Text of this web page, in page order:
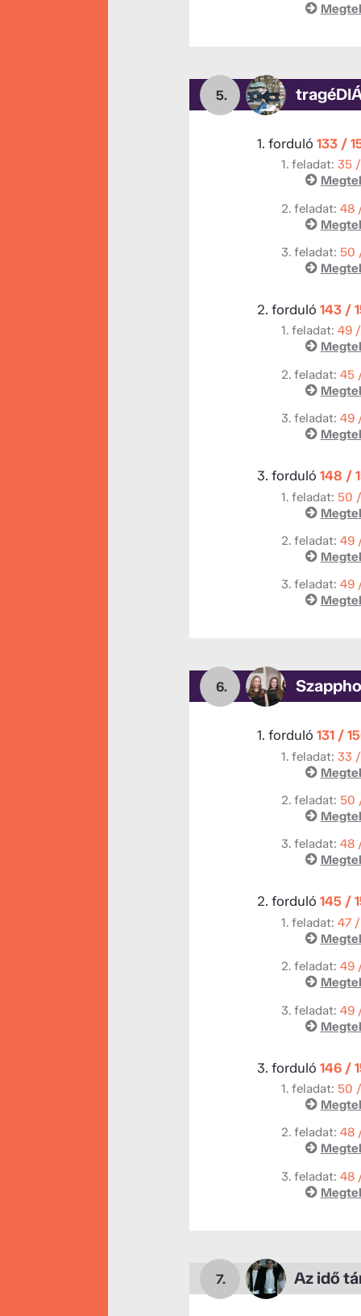
5.
1. forduló 133 /
1. feladat: 35
2. feladat: 48
3. feladat: 50
2. forduló 143 /
1. feladat: 49
2. feladat: 45
3. feladat: 49
3. forduló 148 /
1. feladat: 50
2. feladat: 49
3. feladat: 49
6.
1. forduló 131 /
1. feladat: 33
2. feladat: 50
3. feladat: 48
2. forduló 145 /
1. feladat: 47
2. feladat: 49
3. feladat: 49
3. forduló 146 /
1. feladat: 50
2. feladat: 48
3. feladat: 48
7. Az idő